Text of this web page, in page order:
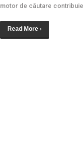
motor de căutare
Read More ›